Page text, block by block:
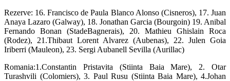
Rezerve: 16. Francisco de Paula Blanco Alonso (Cisneros), 17. Juan
Anaya Lazaro (Galway), 18. Jonathan Garcia (Bourgoin) 19. Anibal
Fernando Bonan (StadeBagnerais), 20. Mathieu Ghislain Roca
(Rodez), 21.Thibaut Lorent Alvarez (Aubenas), 22. Julen Goia
Iriberri (Mauleon), 23. Sergi Aubanell Sevilla (Aurillac)
Romania:1.Constantin Pristavita (Stiinta Baia Mare), 2. Otar
Turashvili (Colomiers), 3. Paul Rusu (Stiinta Baia Mare), 4.Johan